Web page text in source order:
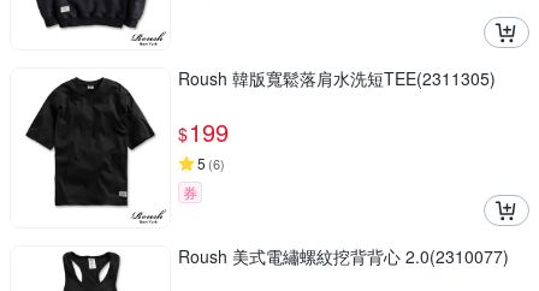
Roush 韓版寬鬆落肩水洗短TEE(2311305)
$199
5 (6)
券
Roush 美式電繡螺紋挖背背心 2.0(2310077)